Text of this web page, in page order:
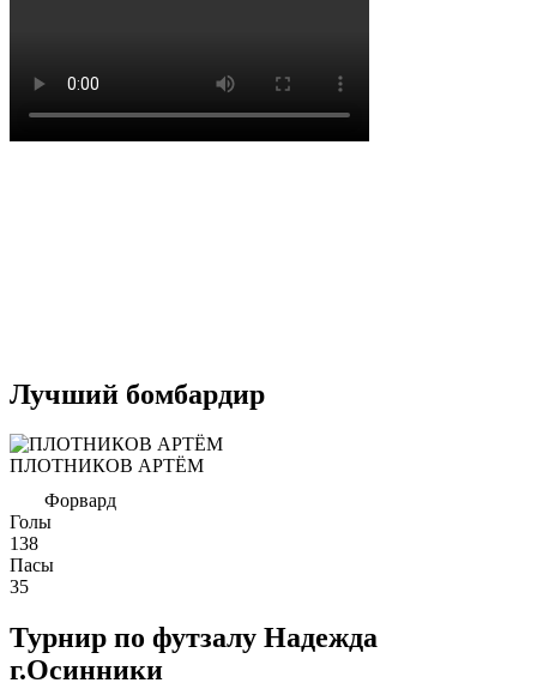
Лучший бомбардир
ПЛОТНИКОВ АРТЁМ
Форвард
Голы
138
Пасы
35
Турнир по футзалу Надежда
г.Осинники